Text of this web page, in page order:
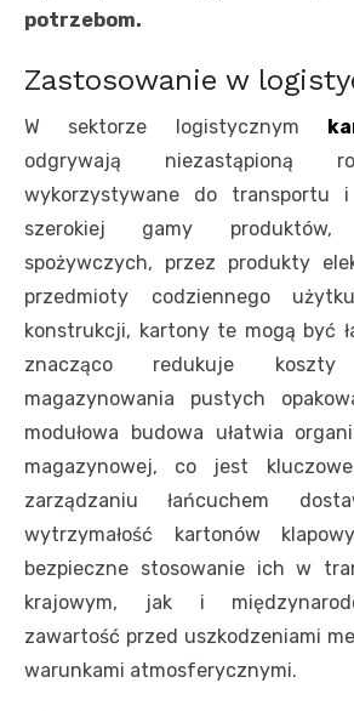
potrzebom.
Zastosowanie w
W sektorze logistycznym
odgrywają
wykorzystywane do transportu i
szerokiej gamy
spożywczych, przez produkty
przedmioty codziennego
konstrukcji, kartony te mogą być
znacząco redukuje
magazynowania pustych
modułowa budowa ułatwia
magazynowej, co jest
zarządzaniu łańcuchem
wytrzymałość kartonów
bezpieczne stosowanie ich w
krajowym, jak i
zawartość przed uszkodzeniami
warunkami atmosferycznymi.